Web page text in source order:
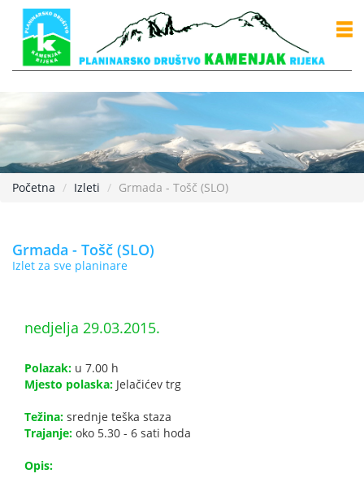
Početna Izleti Grmada - Tošč (SLO)
Grmada - Tošč (SLO)
Izlet za sve planinare
nedjelja 29.03.2015.
Polazak: u 7.00 h
Mjesto polaska: Jelačićev trg
Težina: srednje teška staza
Trajanje: oko 5.30 - 6 sati hoda
Opis: